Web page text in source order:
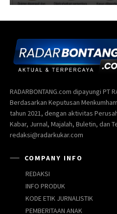
RADARBONTANG.com dipayungi PT
Berdasarkan Keputusan
tahun 2021, dengan aktivitas
Kabar, Jurnal, Majalah, Buletin, dan
redaksi@radarkukar.com
COMPANY INFO
REDAKSI
INFO PRODUK
KODE ETIK JURNALISTIK
PEMBERITAAN ANAK